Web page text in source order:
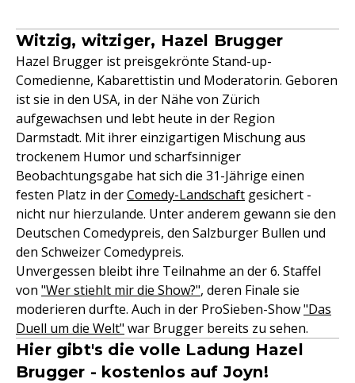
Witzig, witziger, Hazel Brugger
Hazel Brugger ist preisgekrönte Stand-up-
Comedienne, Kabarettistin und Moderatorin. Geboren
ist sie in den USA, in der Nähe von Zürich
aufgewachsen und lebt heute in der Region
Darmstadt. Mit ihrer einzigartigen Mischung aus
trockenem Humor und scharfsinniger
Beobachtungsgabe hat sich die 31-Jährige einen
festen Platz in derComedy-Landschaft gesichert -
nicht nur hierzulande. Unter anderem gewann sie den
Deutschen Comedypreis, den Salzburger Bullen und
den Schweizer Comedypreis.
Unvergessen bleibt ihre Teilnahme an der 6. Staffel
von "Wer stiehlt mir die Show?", deren Finale sie
moderieren durfte. Auch in der ProSieben-Show"Das
Duell um die Welt" war Brugger bereits zu sehen.
Hier gibt's die volle Ladung Hazel
Brugger - kostenlos auf Joyn!